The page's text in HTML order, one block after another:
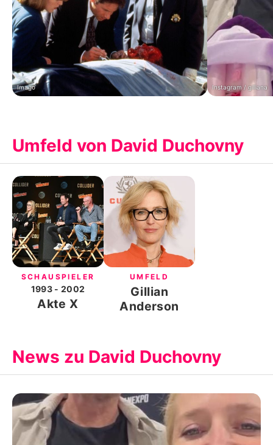
Imago Instagram / gilliana
Umfeld von David Duchovny
SCHAUSPIELER
1993- 2002
Akte X
UMFELD
Gillian
Anderson
News zu David Duchovny